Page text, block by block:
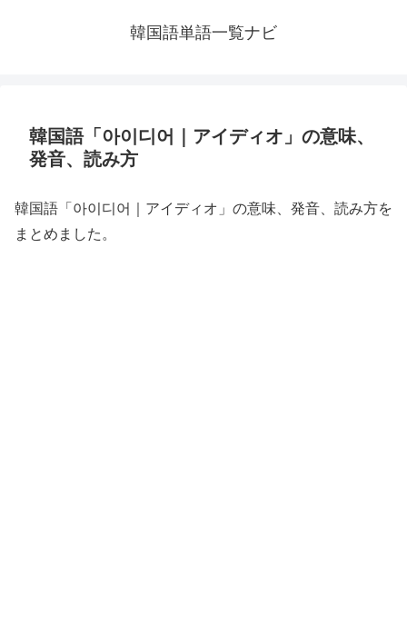
韓国語単語一覧ナビ
韓国語「아이디어｜アイディオ」の意味、
発音、読み方
韓国語「아이디어｜アイディオ」の意味、発音、読み方を
まとめました。